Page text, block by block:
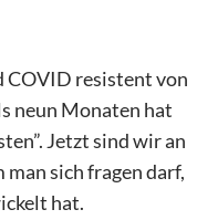
COVID resistent von
neun Monaten hat
Jetzt sind wir an
sich fragen darf,
hat.